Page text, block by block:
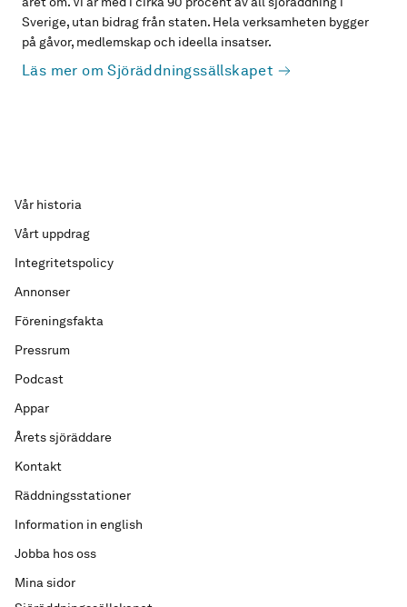
Sverige, utan bidrag från staten. Hela verksamheten bygger
på gåvor, medlemskap och ideella insatser.
Läs mer om Sjöräddningssällskapet
Vår historia
Vårt uppdrag
Integritetspolicy
Annonser
Föreningsfakta
Pressrum
Podcast
Appar
Årets sjöräddare
Kontakt
Räddningsstationer
Information in english
Jobba hos oss
Mina sidor